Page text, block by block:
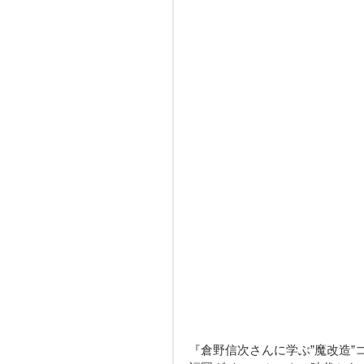
『倉野信次さんに学ぶ”魔改造”